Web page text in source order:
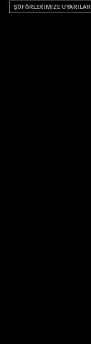
ŞÖFÖRLERİMİZE UYARILAR